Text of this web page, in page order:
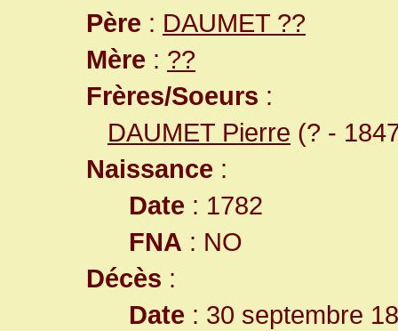
Père : DAUMET ??
Mère : ??
Frères/Soeurs :
DAUMET Pierre (? -
Naissance :
Date : 1782
FNA : NO
Décès :
Date : 30 septembre